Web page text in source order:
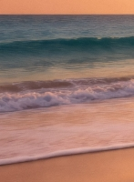
spočívajících v
a masivních
vybudované dva
s vodou.
výsadby dřevin.